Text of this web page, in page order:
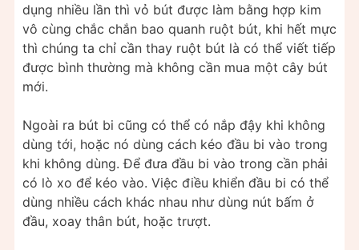
dụng nhiều lần thì vỏ bút được làm bằng hợp kim
vô cùng chắc chắn bao quanh ruột bút, khi hết mực
thì chúng ta chỉ cần thay ruột bút là có thể viết tiếp
được bình thường mà không cần mua một cây bút
mới.
Ngoài ra bút bi cũng có thể có nắp đậy khi không
dùng tới, hoặc nó dùng cách kéo đầu bi vào trong
khi không dùng. Để đưa đầu bi vào trong cần phải
có lò xo để kéo vào. Việc điều khiển đầu bi có thể
dùng nhiều cách khác nhau như dùng nút bấm ở
đầu, xoay thân bút, hoặc trượt.